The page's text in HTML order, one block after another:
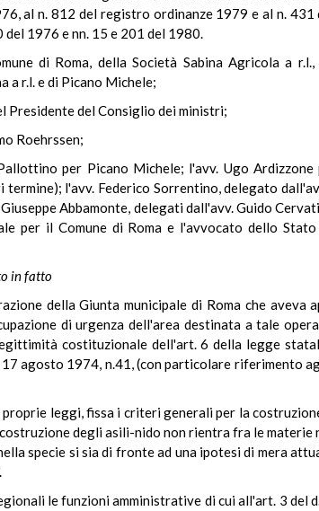
al n. 812 del registro ordinanze 1979 e al n.
1976 e nn. 15 e 201 del 1980.
di Roma, della Società Sabina Agricola a
a r.l. e di Picano Michele;
Presidente del Consiglio dei ministri;
Roehrssen;
per Picano Michele; l'avv. Ugo Ardizzone
l'avv. Federico Sorrentino, delegato
Abbamonte, delegati dall'avv. Guido
per il Comune di Roma e l'avvocato dello
in fatto
della Giunta municipale di Roma che aveva
di urgenza dell'area destinata a tale
costituzionale dell'art. 6 della legge
agosto 1974, n.41, (con particolare riferimento
leggi, fissa i criteri generali per la
degli asili-nido non rientra fra le materie
specie si sia di fronte ad una ipotesi di mera
le funzioni amministrative di cui all'art. 3 del